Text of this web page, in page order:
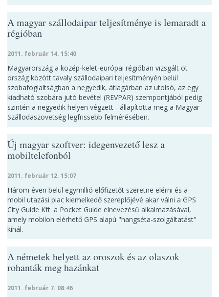
A magyar szállodaipar teljesítménye is lemaradt a
régióban
2011. február 14. 15:40
Magyarország a közép-kelet-európai régióban vizsgált öt
ország között tavaly szállodaipari teljesítményén belül
szobafoglaltságban a negyedik, átlagárban az utolsó, az egy
kiadható szobára jutó bevétel (REVPAR) szempontjából pedig
szintén a negyedik helyen végzett - állapította meg a Magyar
Szállodaszövetség legfrissebb felmérésében.
Új magyar szoftver: idegenvezető lesz a
mobiltelefonból
2011. február 12. 15:07
Három éven belül egymillió előfizetőt szeretne elérni és a
mobil utazási piac kiemelkedő szereplőjévé akar válni a GPS
City Guide Kft. a Pocket Guide elnevezésű alkalmazásával,
amely mobilon elérhető GPS alapú "hangséta-szolgáltatást"
kínál.
A németek helyett az oroszok és az olaszok
rohanták meg hazánkat
2011. február 7. 08:46